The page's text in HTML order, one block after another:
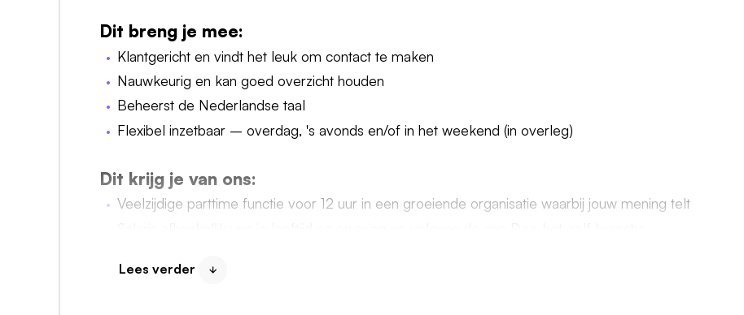
Dit breng je mee:
Klantgericht en vindt het leuk om contact te maken
Nauwkeurig en kan goed overzicht houden
Beheerst de Nederlandse taal
Flexibel inzetbaar – overdag, 's avonds en/of in het weekend (in overleg)
Dit krijg je van ons:
Veelzijdige parttime functie voor 12 uur in een groeiende organisatie waarbij jouw mening telt
vergroot
Lees verder